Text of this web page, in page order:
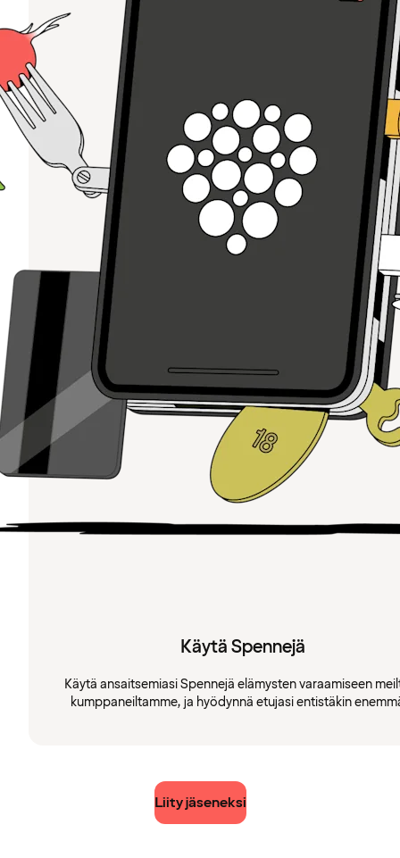
Käytä Spennejä
Käytä ansaitsemiasi Spennejä elämysten varaamiseen
kumppaneiltamme, ja hyödynnä etujasi entistäkin
Liity jäseneksi